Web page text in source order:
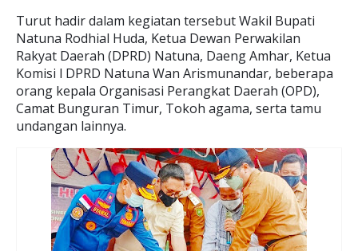
Turut hadir dalam kegiatan tersebut Wakil Bupati
Natuna Rodhial Huda, Ketua Dewan Perwakilan
Rakyat Daerah (DPRD) Natuna, Daeng Amhar, Ketua
Komisi l DPRD Natuna Wan Arismunandar, beberapa
orang kepala Organisasi Perangkat Daerah (OPD),
Camat Bunguran Timur, Tokoh agama, serta tamu
undangan lainnya.